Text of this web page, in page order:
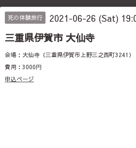
死の体験旅行 2021-06-26 (Sat)
三重県伊賀市 大仙寺
会場：大仙寺（三重県伊賀市上野三之西町3241）
費用：3000円
申込ページ